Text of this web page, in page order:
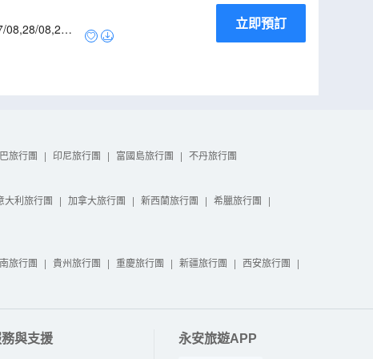
08,28/08,29/0
立即預訂
旅行團 | 印尼旅行團 | 富國島旅行團 | 不丹旅行團
大利旅行團 | 加拿大旅行團 | 新西蘭旅行團 | 希臘旅行團 |
旅行團 | 貴州旅行團 | 重慶旅行團 | 新疆旅行團 | 西安旅行團 |
與支援 永安旅遊APP